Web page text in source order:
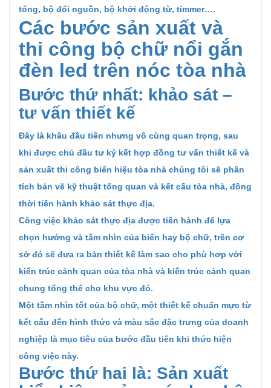
tổng, bộ đổi nguồn, bộ khởi động từ, timmer….
Các bước sản xuất và
thi công bộ chữ nổi gắn
đèn led trên nóc tòa nhà
Bước thứ nhất: khảo sát –
tư vấn thiết kế
Đây là khâu đầu tiên nhưng vô cùng quan trọng, sau
khi được chủ đầu tư ký kết hợp đồng tư vấn thiết kế và
sản xuất thi công biển hiệu tòa nhà chúng tôi sẽ phân
tích bản vẽ kỹ thuật tổng quan và kết cấu tòa nhà, đồng
thời tiến hành khảo sát thực địa.
Công việc khảo sát thực địa được tiến hành để lựa
chọn hướng và tầm nhìn của biển hay bộ chữ, trên cơ
sở đó sẽ đưa ra bản thiết kế làm sao cho phù hơp với
kiến trúc cảnh quan của tòa nhà và kiến trúc cảnh quan
chung tổng thể cho khu vực đó.
Một tầm nhìn tốt của bộ chữ, một thiết kế chuẩn mực từ
kết cấu đến hình thức và màu sắc đặc trưng của doanh
nghiệp là mục tiêu của bước đầu tiên khi thức hiện
công việc này.
Bước thứ hai là: Sản xuất